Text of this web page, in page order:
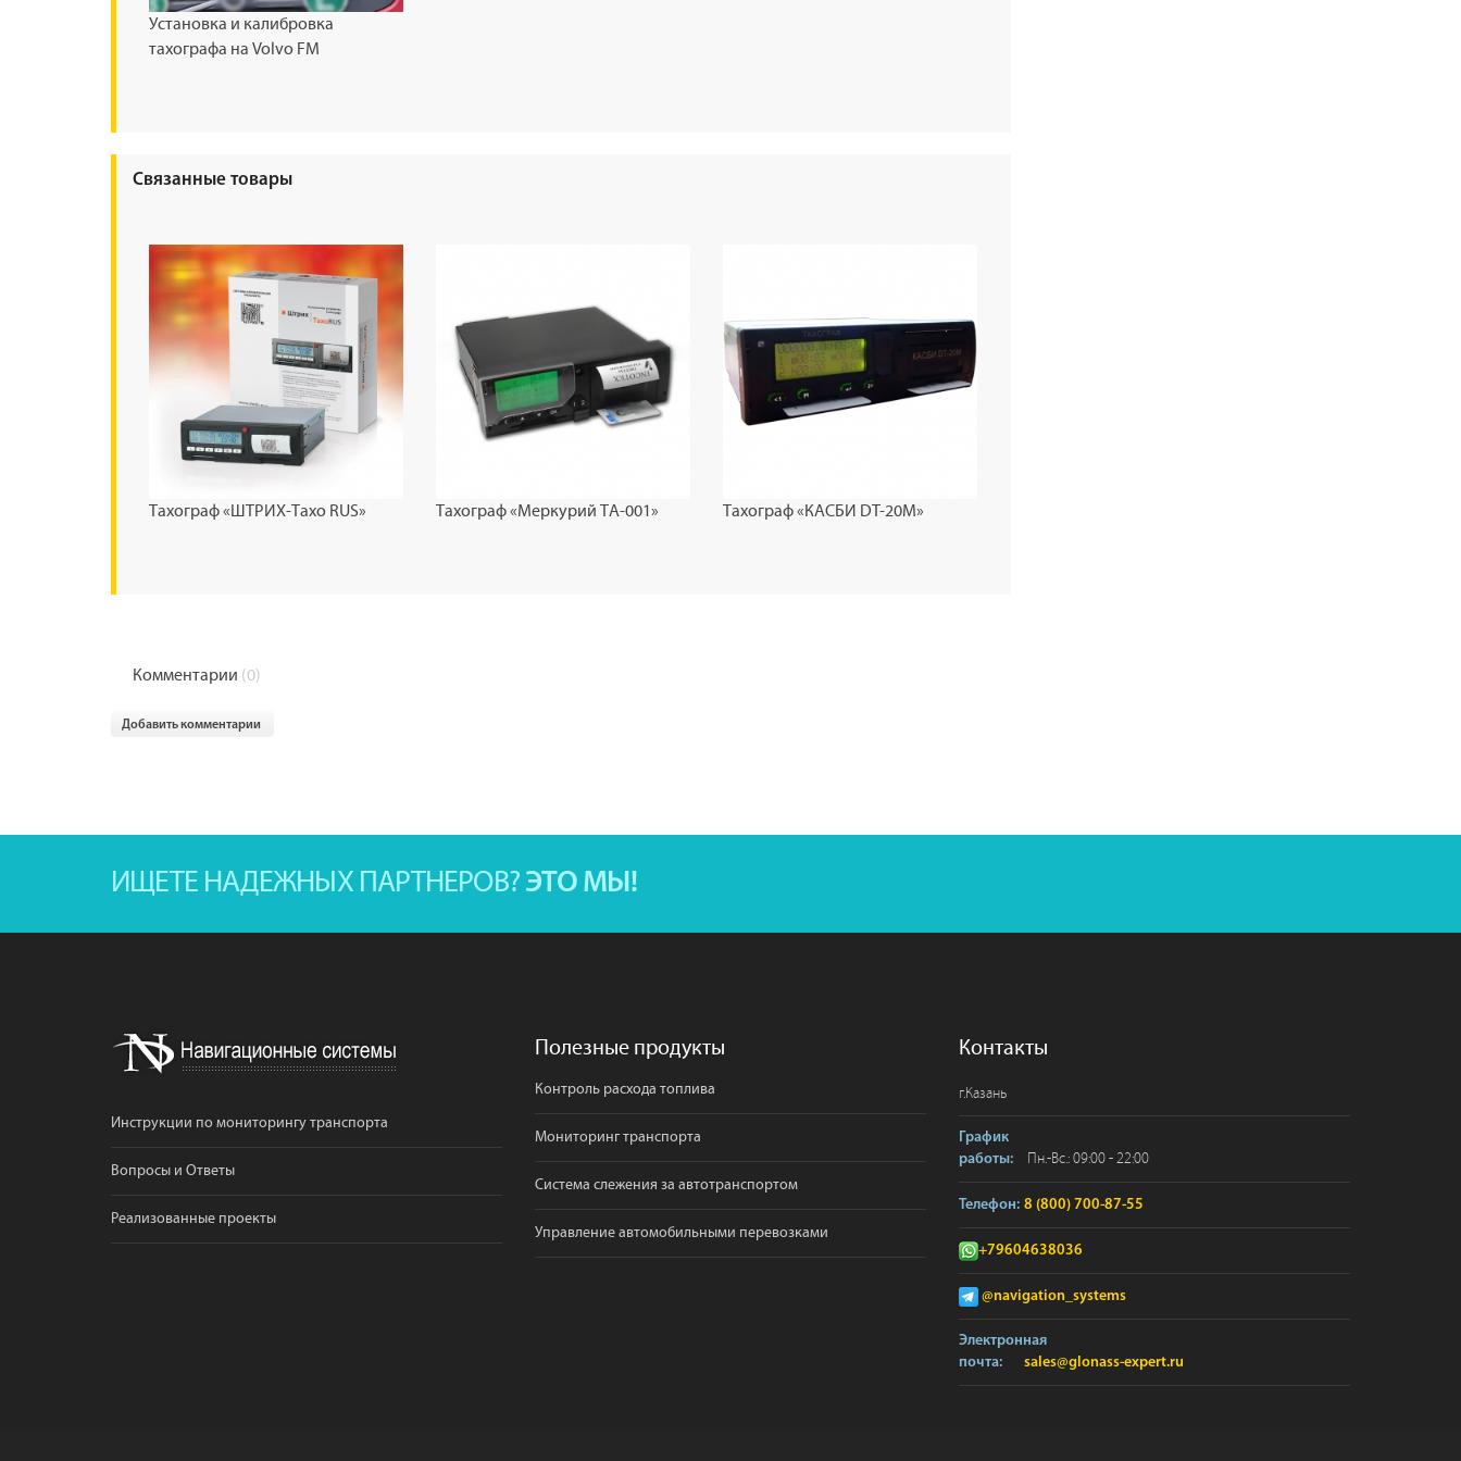
Установка и калибровка
тахографа на Volvo FM
Связанные товары
Тахограф «ШТРИХ-Тахо RUS» Тахограф «Меркурий ТА-001» Тахограф «КАСБИ DT-20М»
Комментарии (0)
Добавить комментарии
ИЩЕТЕ НАДЕЖНЫХ ПАРТНЕРОВ? ЭТО МЫ!
Инструкции по мониторингу транспорта
Вопросы и Ответы
Реализованные проекты
Полезные продукты
Контроль расхода топлива
Мониторинг транспорта
Система слежения за автотранспортом
Управление автомобильными перевозками
Контакты
г.Казань
График
работы:
Пн.-Вс.: 09:00 - 22:00
Телефон: 8 (800) 700-87-55
+79604638036
@navigation_systems
Электронная
почта:
sales@glonass-expert.ru